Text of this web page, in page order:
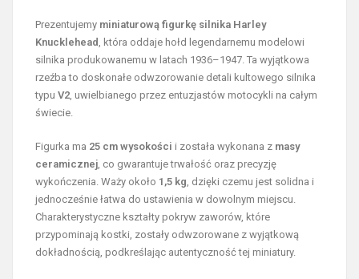
Prezentujemy miniaturową figurkę silnika Harley
Knucklehead
, która oddaje hołd legendarnemu modelowi
silnika produkowanemu w latach 1936–1947. Ta wyjątkowa
rzeźba to doskonałe odwzorowanie detali kultowego silnika
typu V2, uwielbianego przez entuzjastów motocykli na całym
świecie.
Figurka ma 25 cm wysokości i została wykonana z masy
ceramicznej, co gwarantuje trwałość oraz precyzję
wykończenia. Waży około 1,5 kg, dzięki czemu jest solidna i
jednocześnie łatwa do ustawienia w dowolnym miejscu.
Charakterystyczne kształty pokryw zaworów, które
przypominają kostki, zostały odwzorowane z wyjątkową
dokładnością, podkreślając autentyczność tej miniatury.